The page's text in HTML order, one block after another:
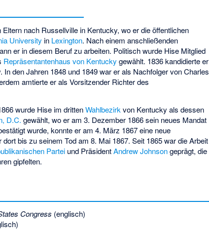
nach Russellville in Kentucky, wo er die öffentlichen
University in Lexington. Nach einem anschließenden
er in diesem Beruf zu arbeiten. Politisch wurde Hise Mitglied
Repräsentantenhaus von Kentucky gewählt. 1836 kandidierte er
In den Jahren 1848 und 1849 war er als Nachfolger vonCharles
amtierte er als Vorsitzender Richter des
wurde Hise im drittenWahlbezirk von Kentucky als dessen
D.C. gewählt, wo er am 3. Dezember 1866 sein neues Mandat
wurde, konnte er am 4. März 1867 eine neue
bis zu seinem Tod am 8. Mai 1867. Seit 1865 war die Arbeit
Partei und PräsidentAndrew Johnsongeprägt, die
gipfelten.
Congress (englisch)